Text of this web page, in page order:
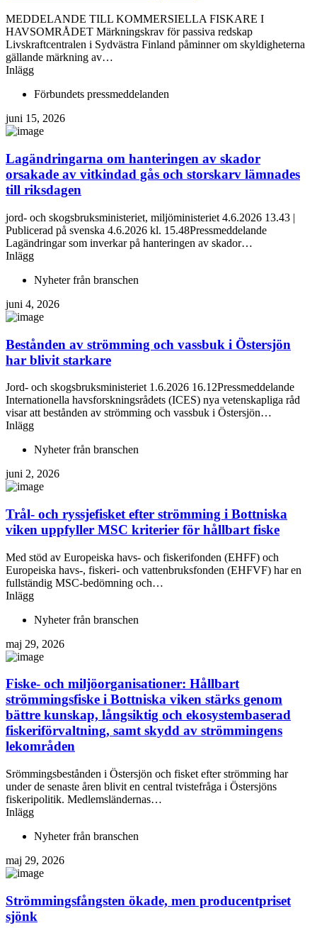
MEDDELANDE TILL KOMMERSIELLA FISKARE I
HAVSOMRÅDET Märkningskrav för passiva redskap
Livskraftcentralen i Sydvästra Finland påminner om skyldigheterna
gällande märkning av…
Inlägg
Förbundets pressmeddelanden
juni 15, 2026
Lagändringarna om hanteringen av skador
orsakade av vitkindad gås och storskarv lämnades
till riksdagen
jord- och skogsbruksministeriet, miljöministeriet 4.6.2026 13.43 |
Publicerad på svenska 4.6.2026 kl. 15.48Pressmeddelande
Lagändringar som inverkar på hanteringen av skador…
Inlägg
Nyheter från branschen
juni 4, 2026
Bestånden av strömming och vassbuk i Östersjön
har blivit starkare
Jord- och skogsbruksministeriet 1.6.2026 16.12Pressmeddelande
Internationella havsforskningsrådets (ICES) nya vetenskapliga råd
visar att bestånden av strömming och vassbuk i Östersjön…
Inlägg
Nyheter från branschen
juni 2, 2026
Trål- och ryssjefisket efter strömming i Bottniska
viken uppfyller MSC kriterier för hållbart fiske
Med stöd av Europeiska havs- och fiskerifonden (EHFF) och
Europeiska havs-, fiskeri- och vattenbruksfonden (EHFVF) har en
fullständig MSC-bedömning och…
Inlägg
Nyheter från branschen
maj 29, 2026
Fiske- och miljöorganisationer: Hållbart
strömmingsfiske i Bottniska viken stärks genom
bättre kunskap, långsiktig och ekosystembaserad
fiskeriförvaltning, samt skydd av strömmingens
lekområden
Srömmingsbestånden i Östersjön och fisket efter strömming har
under de senaste åren blivit en central tvistefråga i Östersjöns
fiskeripolitik. Medlemsländernas…
Inlägg
Nyheter från branschen
maj 29, 2026
Strömmingsfångsten ökade, men producentpriset
sjönk